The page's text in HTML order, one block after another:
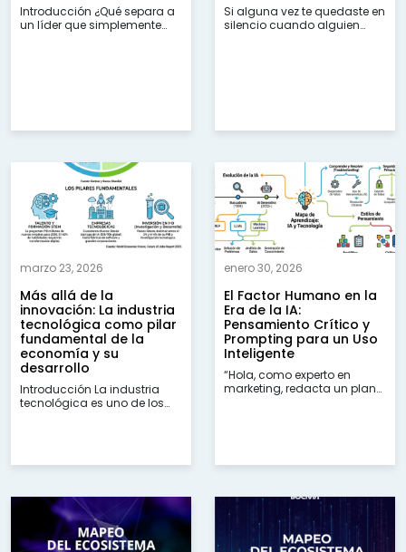
Introducción ¿Qué separa a
un líder que simplemente
Si alguna vez te quedaste en
silencio cuando alguien
marzo 23, 2026
Más allá de la
innovación: La industria
tecnológica como pilar
fundamental de la
economía y su
desarrollo
Introducción La industria
tecnológica es uno de los
enero 30, 2026
El Factor Humano en la
Era de la IA:
Pensamiento Crítico y
Prompting para un Uso
Inteligente
“Hola, como experto en
marketing, redacta un plan